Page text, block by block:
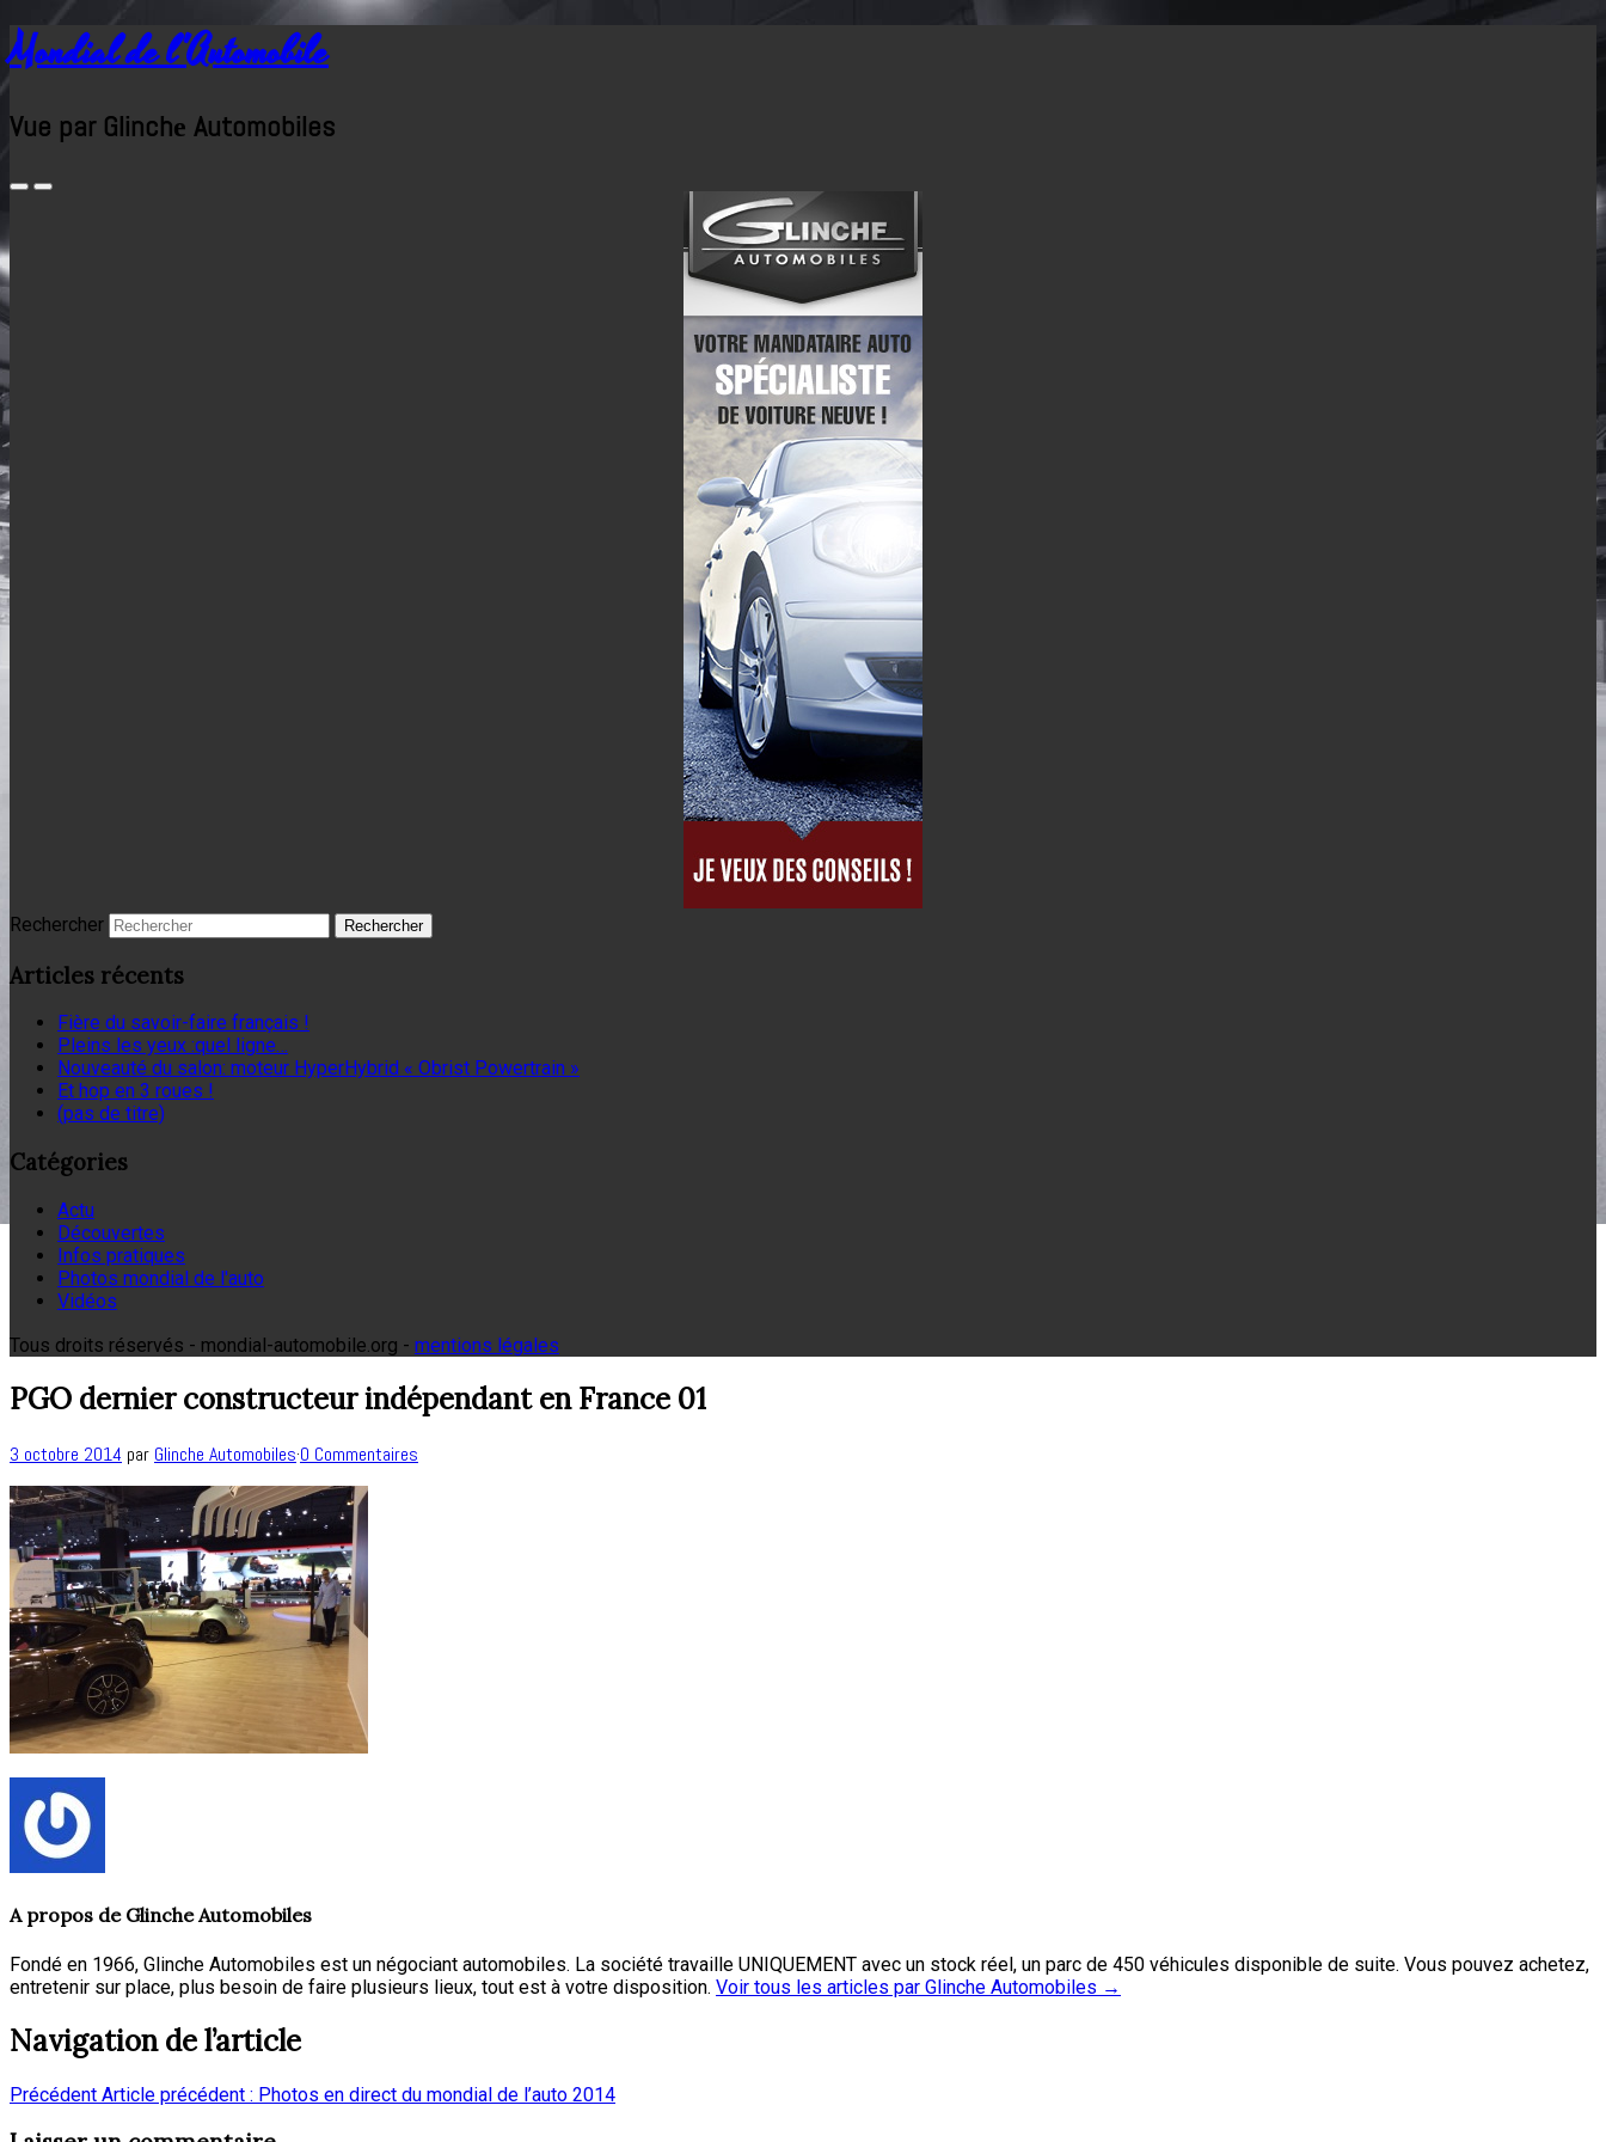
Mondial de l'Automobile
Vue par Glinchе Automobiles
Rechercher
Articles récents
Fière du savoir-faire français !
Pleins les yeux :quel ligne…
Nouveauté du salon: moteur HyperHybrid « Obrist Powertrain »
Et hop en 3 roues !
(pas de titre)
Catégories
Actu
Découvertes
Infos pratiques
Photos mondial de l'auto
Vidéos
Tous droits réservés - mondial-automobile.org - mentions légales
PGO dernier constructeur indépendant en France 01
3 octobre 2014 par Glinche Automobiles·0 Commentaires
A propos de Glinche Automobiles
Fondé en 1966, Glinche Automobiles est un négociant automobiles. La société travaille UNIQUEMENT avec un stock réel, un parc de 450 véhicules disponible de suite. Vous pouvez achetez,
entretenir sur place, plus besoin de faire plusieurs lieux, tout est à votre disposition. Voir tous les articles par Glinche Automobiles →
Navigation de l’article
Précédent Article précédent : Photos en direct du mondial de l’auto 2014